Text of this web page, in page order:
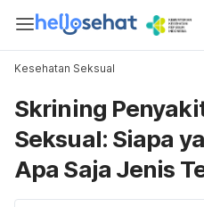
Kesehatan Seksual
Skrining
Seksual: Siapa
Apa Saja Jenis